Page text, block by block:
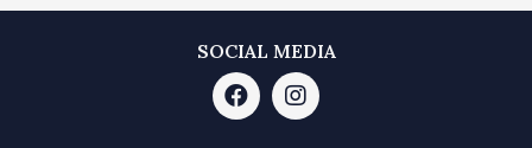
SOCIAL MEDIA